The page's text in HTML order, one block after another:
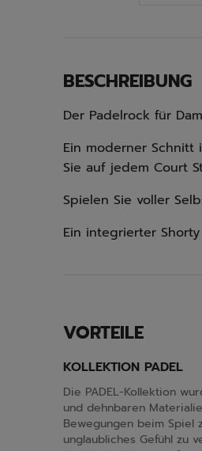
BESCHREIBUNG
Der Padelrock für
Ein moderner Schnitt
Sie auf jedem Court
Spielen Sie voller
Ein integrierter
VORTEILE
KOLLEKTION PADEL
Die PADEL-Kollektion
und dehnbaren
Bewegungen beim Spiel
unglaubliches Gefühl zu